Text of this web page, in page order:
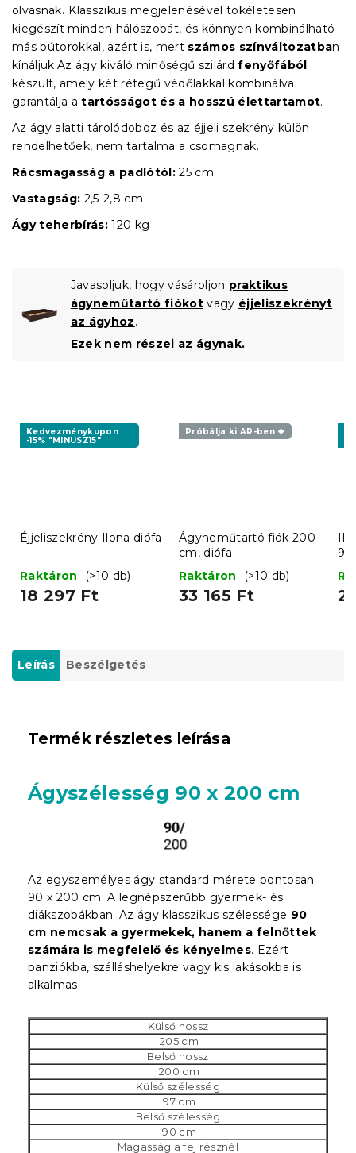
olvasnak. Klasszikus megjelenésével tökéletesen
kiegészít minden hálószobát, és könnyen kombinálható
más bútorokkal, azért is, mert számos színváltozatban
kínáljuk.Az ágy kiváló minőségű szilárdfenyőfából
készült, amely két rétegű védőlakkal kombinálva
garantálja atartósságot és a hosszú élettartamot.
Az ágy alatti tárolódoboz és az éjjeli szekrény külön
rendelhetőek, nem tartalma a csomagnak.
Rácsmagasság a padlótól: 25 cm
Vastagság: 2,5-2,8 cm
Ágy teherbírás: 120 kg
Javasoljuk, hogy vásároljon praktikus
ágyneműtartó fiókot vagy éjjeliszekrényt
az ágyhoz.
Ezek nem részei az ágynak.
Kedvezménykupon
-15% "MINUSZ15"
Éjjeliszekrény Ilona diófa
Raktáron (>10 db)
18 297 Ft
Próbálja ki AR-ben ❖
Ágyneműtartó fiók 200
cm, diófa
Raktáron
(>10 db)
33 165 Ft
90
Leírás Beszélgetés
Termék részletes leírása
Ágyszélesség 90 x 200 cm
Az egyszemélyes ágy standard mérete pontosan
90 x 200 cm. A legnépszerűbb gyermek- és
diákszobákban. Az ágy klasszikus szélessége 90
cm nemcsak a gyermekek, hanem a felnőttek
számára is megfelelő és kényelmes. Ezért
panziókba, szálláshelyekre vagy kis lakásokba is
alkalmas.
Külső hossz
205 cm
Belső hossz
200 cm
Külső szélesség
97 cm
Belső szélesség
90 cm
Magasság a fej résznél